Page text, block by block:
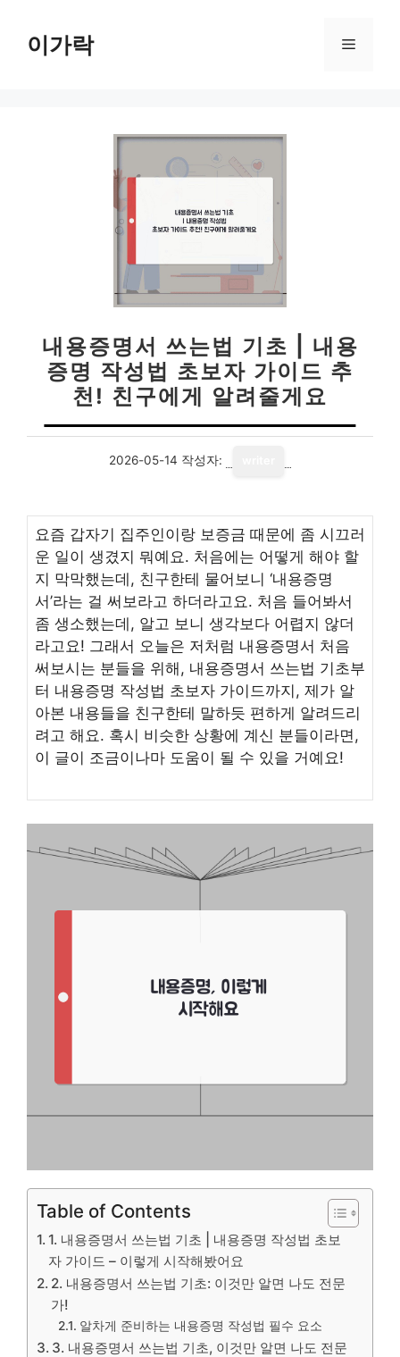
이가락 메
내용증명서 쓰는법 기초 | 내용
증명 작성법 초보자 가이드 추
천! 친구에게 알려줄게요
2026-05-14 작성자:
요즘 갑자기 집주인이랑 보증금 때문에 좀 시끄러
운 일이 생겼지 뭐예요. 처음에는 어떻게 해야 할
지 막막했는데, 친구한테 물어보니 ‘내용증명
서’라는 걸 써보라고 하더라고요. 처음 들어봐서
좀 생소했는데, 알고 보니 생각보다 어렵지 않더
라고요! 그래서 오늘은 저처럼 내용증명서 처음
써보시는 분들을 위해, 내용증명서 쓰는법 기초부
터 내용증명 작성법 초보자 가이드까지, 제가 알
아본 내용들을 친구한테 말하듯 편하게 알려드리
려고 해요. 혹시 비슷한 상황에 계신 분들이라면,
이 글이 조금이나마 도움이 될 수 있을 거예요!
Table of Contents
1. 내용증명서 쓰는법 기초 | 내용증명 작성법 초보
자 가이드 – 이렇게 시작해봤어요
2. 내용증명서 쓰는법 기초: 이것만 알면 나도 전문
가!
알차게 준비하는 내용증명 작성법 필수 요소
3. 내용증명서 쓰는법 기초, 이것만 알면 나도 전문